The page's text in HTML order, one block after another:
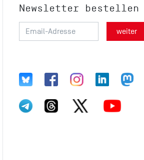
Newsletter bestellen